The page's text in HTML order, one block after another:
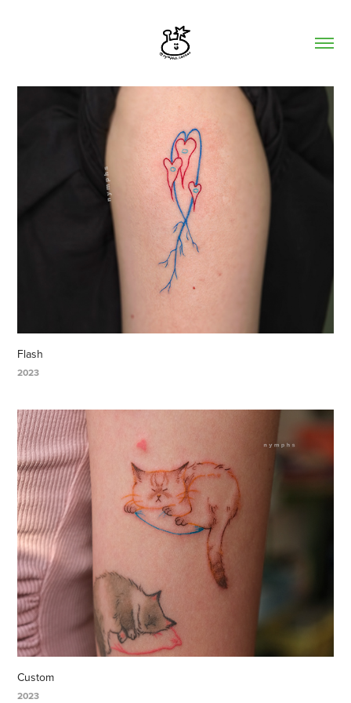
Flash
2023
Custom
2023